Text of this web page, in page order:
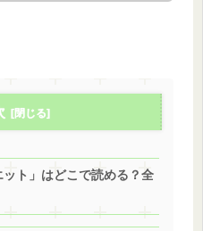
ット」はどこで読める？全